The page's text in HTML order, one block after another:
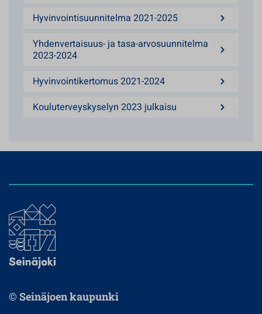
Hyvinvointisuunnitelma 2021-2025
Yhdenvertaisuus- ja tasa-arvosuunnitelma
2023-2024
Hyvinvointikertomus 2021-2024
Kouluterveyskyselyn 2023 julkaisu
© Seinäjoen kaupunki